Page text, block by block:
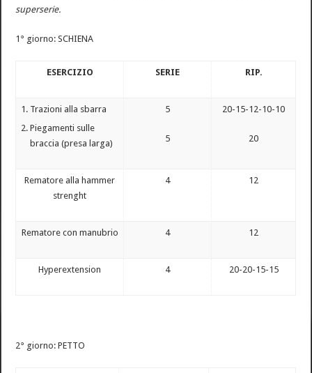
superserie.
1° giorno: SCHIENA
ESERCIZIO SERIE RIP.
Trazioni alla sbarra
Piegamenti sulle
braccia (presa larga)
5
5
20-15-12-10-10
20
Rematore alla hammer
strenght
4 12
Rematore con manubrio 4 12
Hyperextension 4 20-20-15-15
2° giorno: PETTO